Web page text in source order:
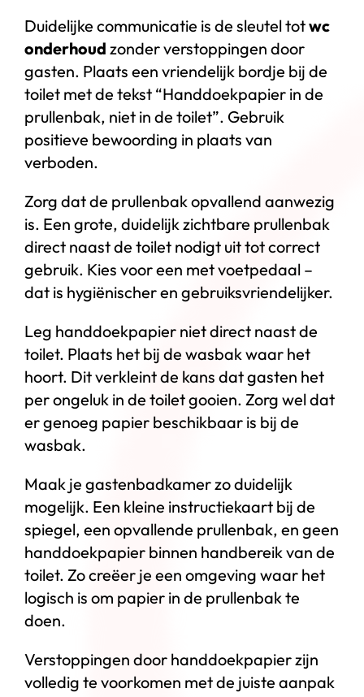
Duidelijke communicatie is de sleutel totwc
onderhoud zonder verstoppingen door
gasten. Plaats een vriendelijk bordje bij de
toilet met de tekst “Handdoekpapier in de
prullenbak, niet in de toilet”. Gebruik
positieve bewoording in plaats van
verboden.
Zorg dat de prullenbak opvallend aanwezig
is. Een grote, duidelijk zichtbare prullenbak
direct naast de toilet nodigt uit tot correct
gebruik. Kies voor een met voetpedaal –
dat is hygiënischer en gebruiksvriendelijker.
Leg handdoekpapier niet direct naast de
toilet. Plaats het bij de wasbak waar het
hoort. Dit verkleint de kans dat gasten het
per ongeluk in de toilet gooien. Zorg wel dat
er genoeg papier beschikbaar is bij de
wasbak.
Maak je gastenbadkamer zo duidelijk
mogelijk. Een kleine instructiekaart bij de
spiegel, een opvallende prullenbak, en geen
handdoekpapier binnen handbereik van de
toilet. Zo creëer je een omgeving waar het
logisch is om papier in de prullenbak te
doen.
Verstoppingen door handdoekpapier zijn
volledig te voorkomen met de juiste aanpak